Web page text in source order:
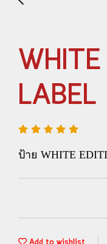
LABEL
ป้าย WHITE